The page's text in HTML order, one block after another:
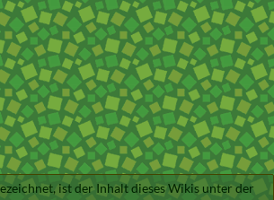
ist der Inhalt dieses Wikis unter der